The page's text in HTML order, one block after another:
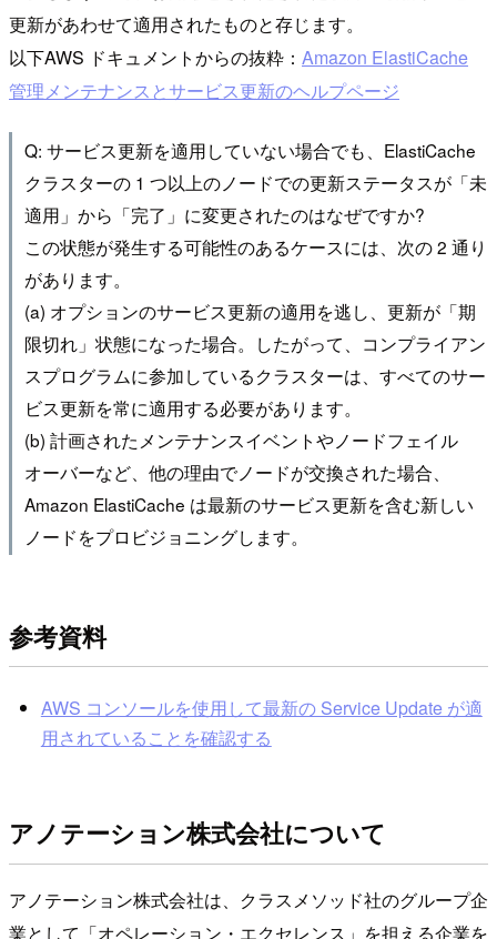
更新があわせて適用されたものと存じます。
以下AWS ドキュメントからの抜粋： Amazon ElastiCache
管理メンテナンスとサービス更新のヘルプページ
Q: サービス更新を適用していない場合でも、ElastiCache
クラスターの 1 つ以上のノードでの更新ステータスが「未
適用」から「完了」に変更されたのはなぜですか?
この状態が発生する可能性のあるケースには、次の 2 通り
があります。
(a) オプションのサービス更新の適用を逃し、更新が「期
限切れ」状態になった場合。したがって、コンプライアン
スプログラムに参加しているクラスターは、すべてのサー
ビス更新を常に適用する必要があります。
(b) 計画されたメンテナンスイベントやノードフェイル
オーバーなど、他の理由でノードが交換された場合、
Amazon ElastiCache は最新のサービス更新を含む新しい
ノードをプロビジョニングします。
参考資料
AWS コンソールを使用して最新の Service Update が適
用されていることを確認する
アノテーション株式会社について
アノテーション株式会社は、クラスメソッド社のグループ企
業として「オペレーション・エクセレンス」を担える企業を